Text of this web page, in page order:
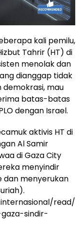
kali pemilu,
Tahrir (HT) di
menolak dan
dianggap tidak
demokrasi, mau
batas-batas
dengan Israel.
aktivis HT di
Al Samir
di Gaza City
menyindir
dan menyerukan
read/
sindir-